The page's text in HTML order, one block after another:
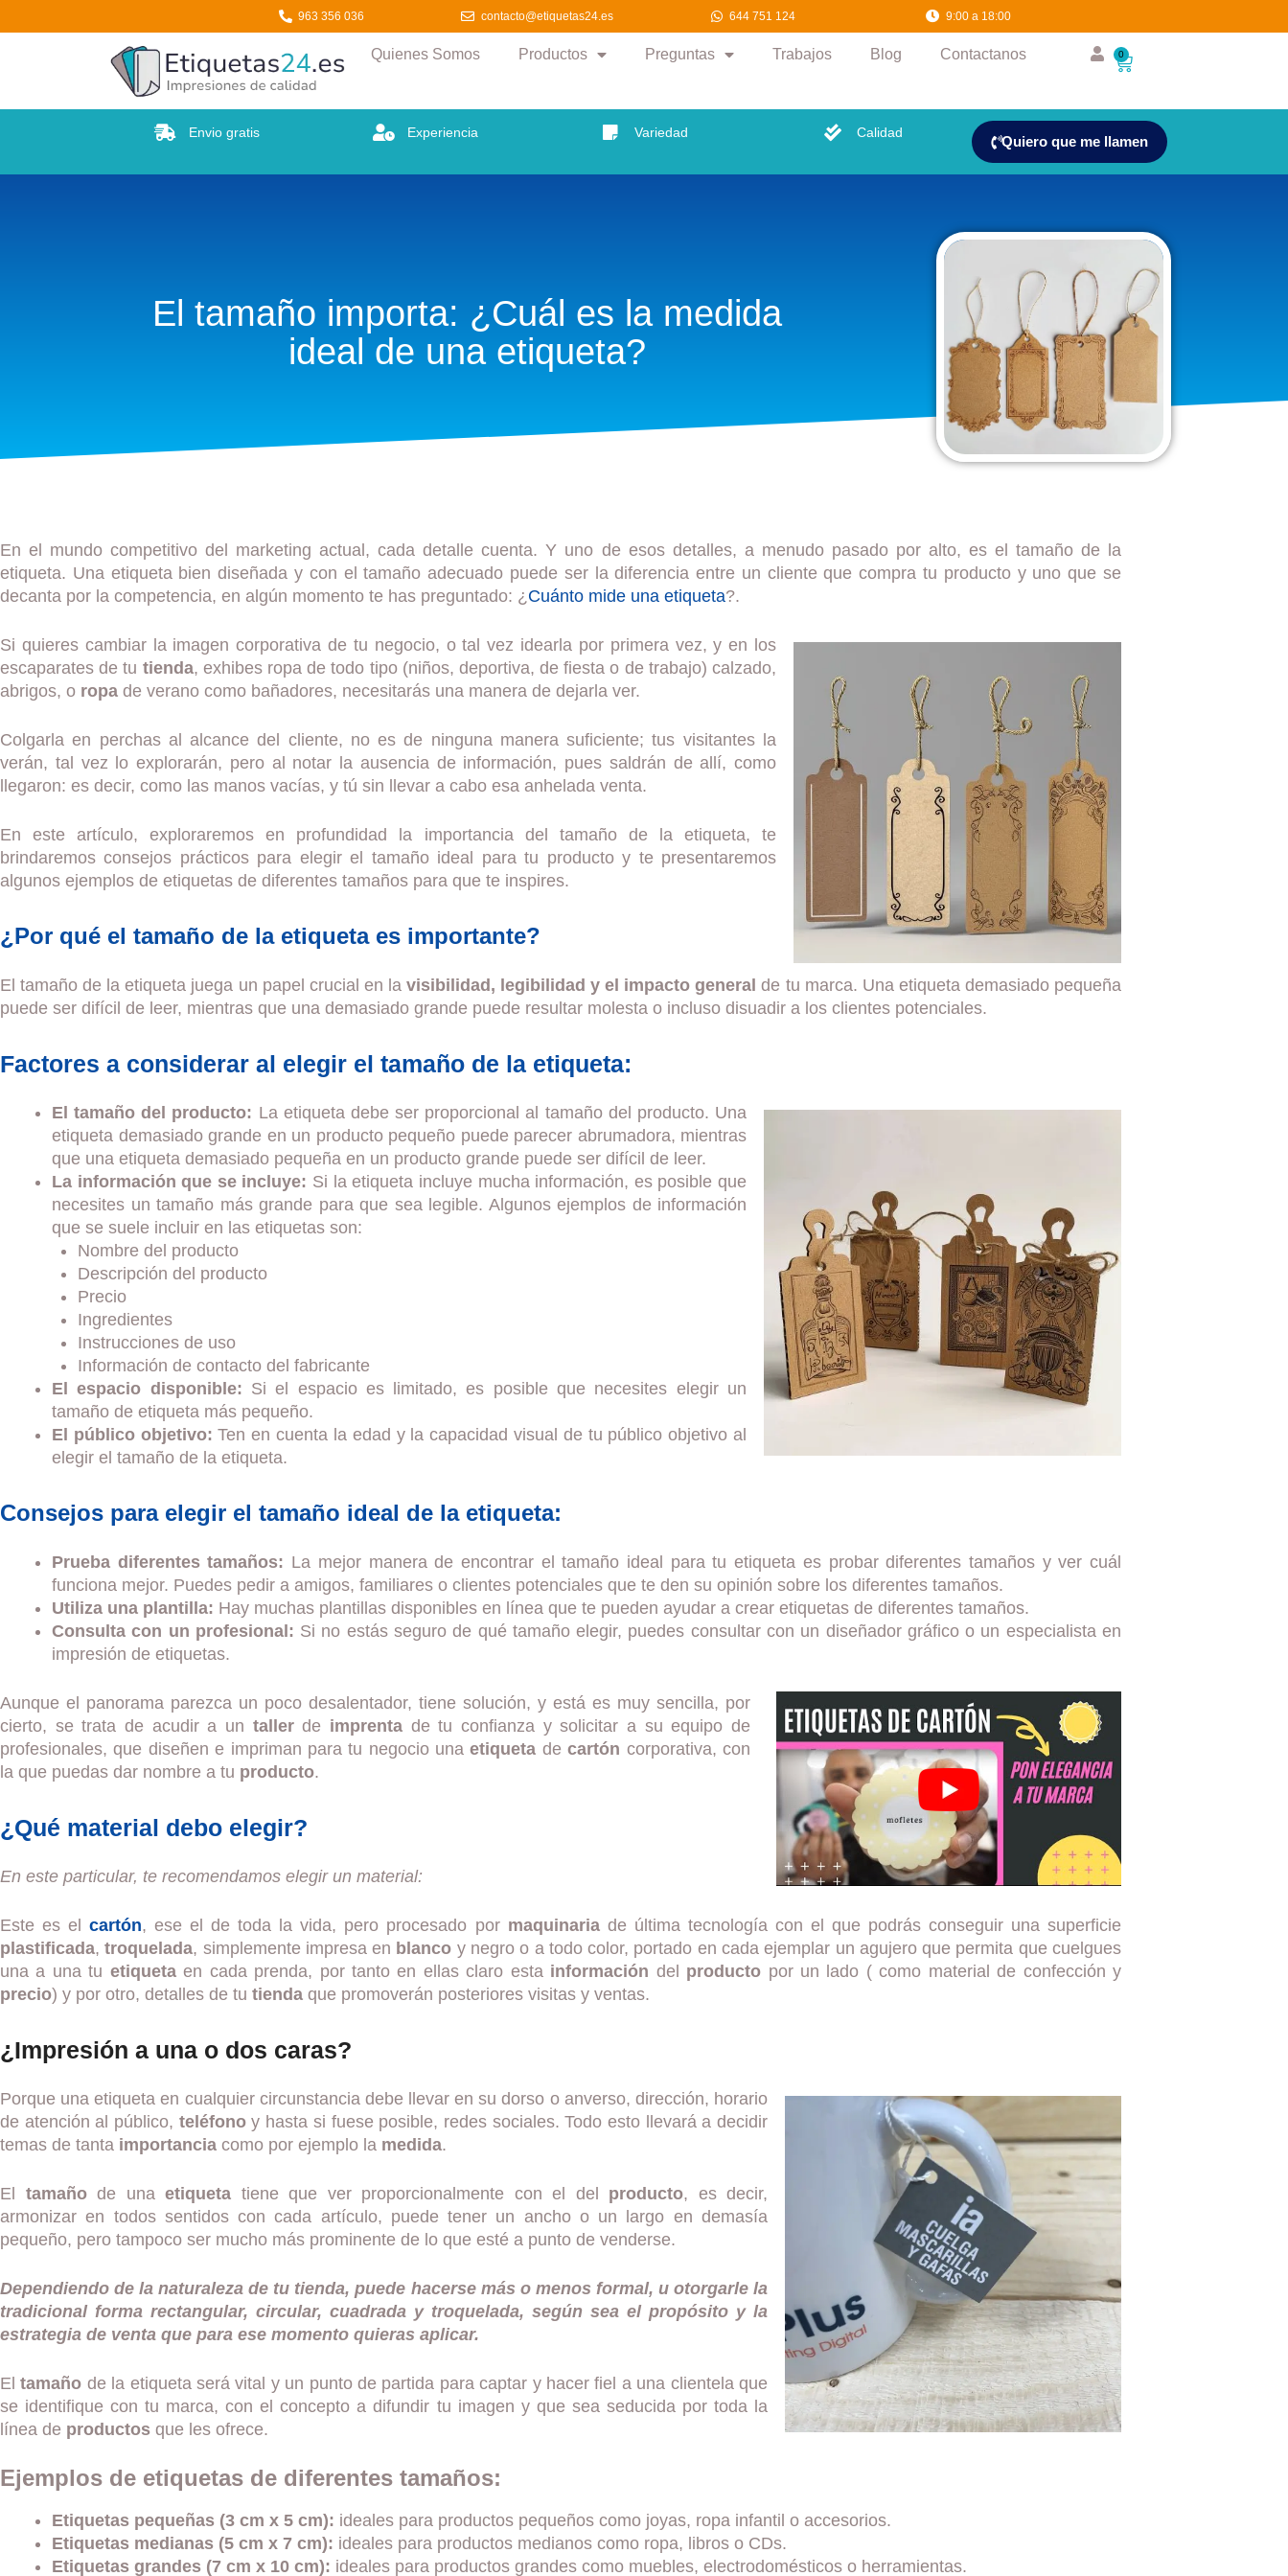
963 356 036 contacto@etiquetas24.es 644 751 124 9:00 a 18:00
Quienes Somos Productos Preguntas Trabajos Blog Contactanos 0
Etiquetas24.es 9:00 a 18:00 644 751 124 contacto@etiquetas24.es
Envio gratis Experiencia Variedad Calidad
Quiero que me llamen
El tamaño importa: ¿Cuál es la medida
ideal de una etiqueta?
En el mundo competitivo del marketing actual, cada detalle cuenta. Y uno de esos detalles, a menudo pasado por alto, es el tamaño de la
etiqueta. Una etiqueta bien diseñada y con el tamaño adecuado puede ser la diferencia entre un cliente que compra tu producto y uno que se
decanta por la competencia, en algún momento te has preguntado: ¿Cuánto mide una etiqueta?.
Si quieres cambiar la imagen corporativa de tu negocio, o tal vez idearla por primera vez, y en los
escaparates de tu tienda, exhibes ropa de todo tipo (niños, deportiva, de fiesta o de trabajo) calzado,
abrigos, o ropa de verano como bañadores, necesitarás una manera de dejarla ver.
Colgarla en perchas al alcance del cliente, no es de ninguna manera suficiente; tus visitantes la
verán, tal vez lo explorarán, pero al notar la ausencia de información, pues saldrán de allí, como
llegaron: es decir, como las manos vacías, y tú sin llevar a cabo esa anhelada venta.
En este artículo, exploraremos en profundidad la importancia del tamaño de la etiqueta, te
brindaremos consejos prácticos para elegir el tamaño ideal para tu producto y te presentaremos
algunos ejemplos de etiquetas de diferentes tamaños para que te inspires.
¿Por qué el tamaño de la etiqueta es importante?
El tamaño de la etiqueta juega un papel crucial en la visibilidad, legibilidad y el impacto general de tu marca. Una etiqueta demasiado pequeña
puede ser difícil de leer, mientras que una demasiado grande puede resultar molesta o incluso disuadir a los clientes potenciales.
Factores a considerar al elegir el tamaño de la etiqueta:
El tamaño del producto: La etiqueta debe ser proporcional al tamaño del producto. Una
etiqueta demasiado grande en un producto pequeño puede parecer abrumadora, mientras
que una etiqueta demasiado pequeña en un producto grande puede ser difícil de leer.
La información que se incluye: Si la etiqueta incluye mucha información, es posible que
necesites un tamaño más grande para que sea legible. Algunos ejemplos de información
que se suele incluir en las etiquetas son:
Nombre del producto
Descripción del producto
Precio
Ingredientes
Instrucciones de uso
Información de contacto del fabricante
El espacio disponible: Si el espacio es limitado, es posible que necesites elegir un
tamaño de etiqueta más pequeño.
El público objetivo: Ten en cuenta la edad y la capacidad visual de tu público objetivo al
elegir el tamaño de la etiqueta.
Consejos para elegir el tamaño ideal de la etiqueta:
Prueba diferentes tamaños: La mejor manera de encontrar el tamaño ideal para tu etiqueta es probar diferentes tamaños y ver cuál
funciona mejor. Puedes pedir a amigos, familiares o clientes potenciales que te den su opinión sobre los diferentes tamaños.
Utiliza una plantilla: Hay muchas plantillas disponibles en línea que te pueden ayudar a crear etiquetas de diferentes tamaños.
Consulta con un profesional: Si no estás seguro de qué tamaño elegir, puedes consultar con un diseñador gráfico o un especialista en
impresión de etiquetas.
Aunque el panorama parezca un poco desalentador, tiene solución, y está es muy sencilla, por
cierto, se trata de acudir a un tallerde imprenta de tu confianza y solicitar a su equipo de
profesionales, que diseñen e impriman para tu negocio unaetiqueta decartón corporativa, con
la que puedas dar nombre a tu producto.
¿Qué material debo elegir?
En este particular, te recomendamos elegir un material:
Este es elcartón, ese el de toda la vida, pero procesado por maquinariade última tecnología con el que podrás conseguir una superficie
plastificada,troquelada, simplemente impresa en blanco y negro o a todo color, portado en cada ejemplar un agujero que permita que cuelgues
una a una tu etiquetaen cada prenda, por tanto en ellas claro esta información del producto por un lado ( como material de confección y
precio) y por otro, detalles de tu tienda que promoverán posteriores visitas y ventas.
¿Impresión a una o dos caras?
Porque una etiqueta en cualquier circunstancia debe llevar en su dorso o anverso, dirección, horario
de atención al público, teléfonoy hasta si fuese posible, redes sociales. Todo esto llevará a decidir
temas de tanta importancia como por ejemplo la medida.
El tamañode una etiqueta tiene que ver proporcionalmente con el del producto, es decir,
armonizar en todos sentidos con cada artículo, puede tener un ancho o un largo en demasía
pequeño, pero tampoco ser mucho más prominente de lo que esté a punto de venderse.
Dependiendo de la naturaleza de tu tienda, puede hacerse más o menos formal, u otorgarle la
tradicional forma rectangular, circular, cuadrada y troquelada, según sea el propósito y la
estrategia de venta que para ese momento quieras aplicar.
Eltamaño de la etiqueta será vital y un punto de partida para captar y hacer fiel a una clientela que
se identifique con tu marca, con el concepto a difundir tu imagen y que sea seducida por toda la
línea de productos que les ofrece.
Ejemplos de etiquetas de diferentes tamaños:
Etiquetas pequeñas (3 cm x 5 cm): ideales para productos pequeños como joyas, ropa infantil o accesorios.
Etiquetas medianas (5 cm x 7 cm): ideales para productos medianos como ropa, libros o CDs.
Etiquetas grandes (7 cm x 10 cm): ideales para productos grandes como muebles, electrodomésticos o herramientas.